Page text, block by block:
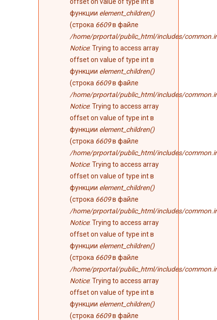
функции element_children()
(строка 6609в файле
/home/prportal/public_html/includes/
Notice: Trying to access array
offset on value of type int в
функции element_children()
(строка 6609в файле
/home/prportal/public_html/includes/
Notice: Trying to access array
offset on value of type int в
функции element_children()
(строка 6609в файле
/home/prportal/public_html/includes/
Notice: Trying to access array
offset on value of type int в
функции element_children()
(строка 6609в файле
/home/prportal/public_html/includes/
Notice: Trying to access array
offset on value of type int в
функции element_children()
(строка 6609в файле
/home/prportal/public_html/includes/
Notice: Trying to access array
offset on value of type int в
функции element_children()
(строка 6609в файле